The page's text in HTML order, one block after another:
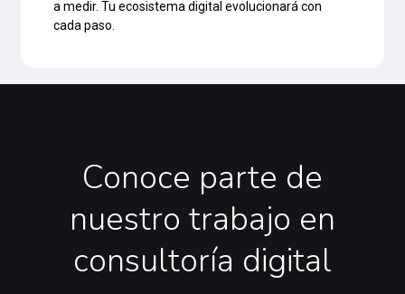
a medir. Tu ecosistema digital evolucionará con
cada paso.
Conoce parte de
nuestro trabajo en
consultoría digital